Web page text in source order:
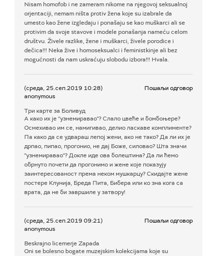
Nisam homofob i ne zameram nikome na njegovoj seksualnoj
orjentaciji, nemam ništa protiv žena koje su izabrale da
umesto kao žene izgledaju i ponašaju se kao muškarci ali se
protivim da svoje stavove i modele ponašanja nameću celom
društvu. Živele razlike, žene i muškarci, živele porodice i
dečica!!! Neka žive i homoseksualci i feministkinje ali bez
mogućnosti da nam uskraćuju slobodu izbora!!! Hvala.
(среда, 25.сеп.2019 10:28)
anonymous
Пошаљи одговор
Три карте за Боливуд
А како их је "узнемиравао"? Слало цвеће и бомбоњере?
Осмехивао им се, намигивао, делио ласкаве комплименте?
Па како да се удвараш лепој жени, ако не тако? Да ли их је
дрпао, пипао, прогонио, не дај Боже, силовао? Шта значи
"узнемиравао"? Докле иде ова болештина? Да ли ћемо
обрнуто почети да прогонимо и жене које показују
заинтересованост према неком мушкарцу? Скидајте жене
постере Клунија, Бреда Пита, Бибера или ко зна кога са
врата, да не би завршиле у затвору!
(среда, 25.сеп.2019 09:21)
anonymous
Пошаљи одговор
Beskrajno licemerje Zapada
Oni se bolesno bogate muzejskim kolekcijama koje su